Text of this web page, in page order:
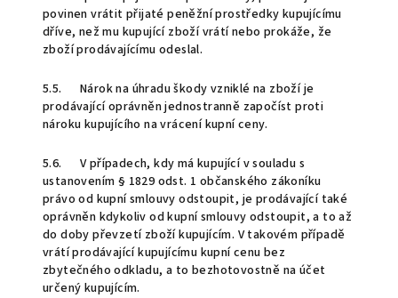
povinen vrátit přijaté peněžní prostředky kupujícímu
dříve, než mu kupující zboží vrátí nebo prokáže, že
zboží prodávajícímu odeslal.
5.5. Nárok na úhradu škody vzniklé na zboží je
prodávající oprávněn jednostranně započíst proti
nároku kupujícího na vrácení kupní ceny.
5.6. V případech, kdy má kupující v souladu s
ustanovením § 1829 odst. 1 občanského zákoníku
právo od kupní smlouvy odstoupit, je prodávající také
oprávněn kdykoliv od kupní smlouvy odstoupit, a to až
do doby převzetí zboží kupujícím. V takovém případě
vrátí prodávající kupujícímu kupní cenu bez
zbytečného odkladu, a to bezhotovostně na účet
určený kupujícím.